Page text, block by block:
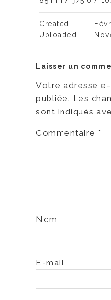
Created
Uploaded
Laisser un
Votre adresse
publiée. Les
sont indiqués
Commentaire *
Nom
E-mail